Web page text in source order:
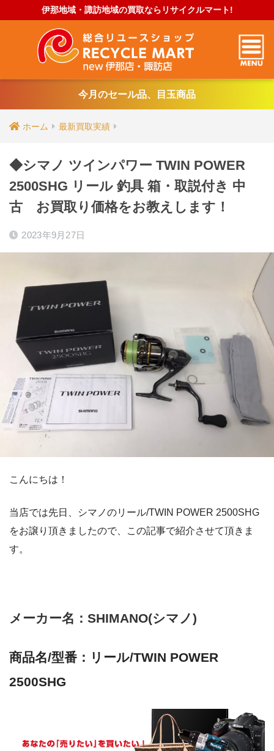
伊那地域・諏訪地域の買取ならリサイクルマート!
今月のセール品、目玉商品
ホーム 最新買取実績
◆シマノ ツインパワー TWIN POWER
2500SHG リール 釣具 箱・取説付き 中
古 お買取り価格をお教えします！
2023年9月27日
こんにちは！
当店では先日、シマノのリール/TWIN POWER 2500SHG
をお譲り頂きましたので、この記事で紹介させて頂きま
す。
メーカー名：SHIMANO(シマノ)
商品名/型番：リール/TWIN POWER
2500SHG